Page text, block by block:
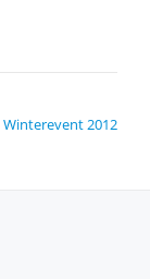
Winterevent 2012